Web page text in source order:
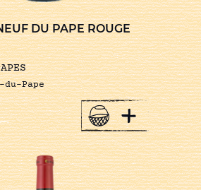
DU PAPE ROUGE
du-Pape
+